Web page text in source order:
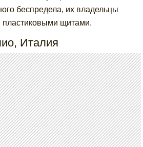
беспредела, их владельцы
пластиковыми щитами.
Италия